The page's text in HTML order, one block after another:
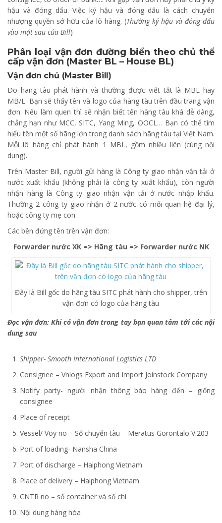
hậu và đóng dấu. Việc ký hậu và đóng dấu là cách chuyển
nhượng quyền sở hữu của lô hàng. (Thường ký hậu và đóng dấu
vào mặt sau của Bill)
Phân loại vận đơn đường biển theo chủ thể
cấp vận đơn (Master BL – House BL)
Vận đơn chủ (Master Bill)
Do hãng tàu phát hành và thường được viết tắt là MBL hay
MB/L. Bạn sẽ thấy tên và logo của hãng tàu trên đầu trang vận
đơn. Nếu làm quen thì sẽ nhận biết tên hãng tàu khá dễ dàng,
chẳng hạn như MCC, SITC, Yang Ming, OOCL… Bạn có thể tìm
hiểu tên một số hãng lớn trong danh sách hãng tàu tại Việt Nam.
Mỗi lô hàng chỉ phát hành 1 MBL, gồm nhiều liên (cùng nội
dung).
Trên Master Bill, người gửi hàng là Công ty giao nhận vận tải ở
nước xuất khẩu (không phải là công ty xuất khẩu), còn người
nhận hàng là Công ty giao nhận vận tải ở nước nhập khẩu.
Thường 2 công ty giao nhận ở 2 nước có mối quan hệ đại lý,
hoặc công ty mẹ con.
Các bên đứng tên trên vận đơn:
Forwarder nước XK => Hãng tàu => Forwarder nước NK
Đây là Bill gốc do hãng tàu SITC phát hành cho shipper, trên
vận đơn có logo của hãng tàu
Đọc vận đơn: Khi có vận đơn trong tay bạn quan tâm tới các nội
dung sau
Shipper- Smooth International Logistics LTD
Consignee – Vnlogs Export and Import Joinstock Company
Notify party- người nhận thông báo hàng đến – giống
consignee
Place of receipt
Vessel/ Voy no – Số chuyến tàu – Meratus Gorontalo V.203
Port of loading- Nansha China
Port of discharge – Haiphong Vietnam
Place of delivery – Haiphong Vietnam
CNTR no – số container và số chì
Nội dung hàng hóa